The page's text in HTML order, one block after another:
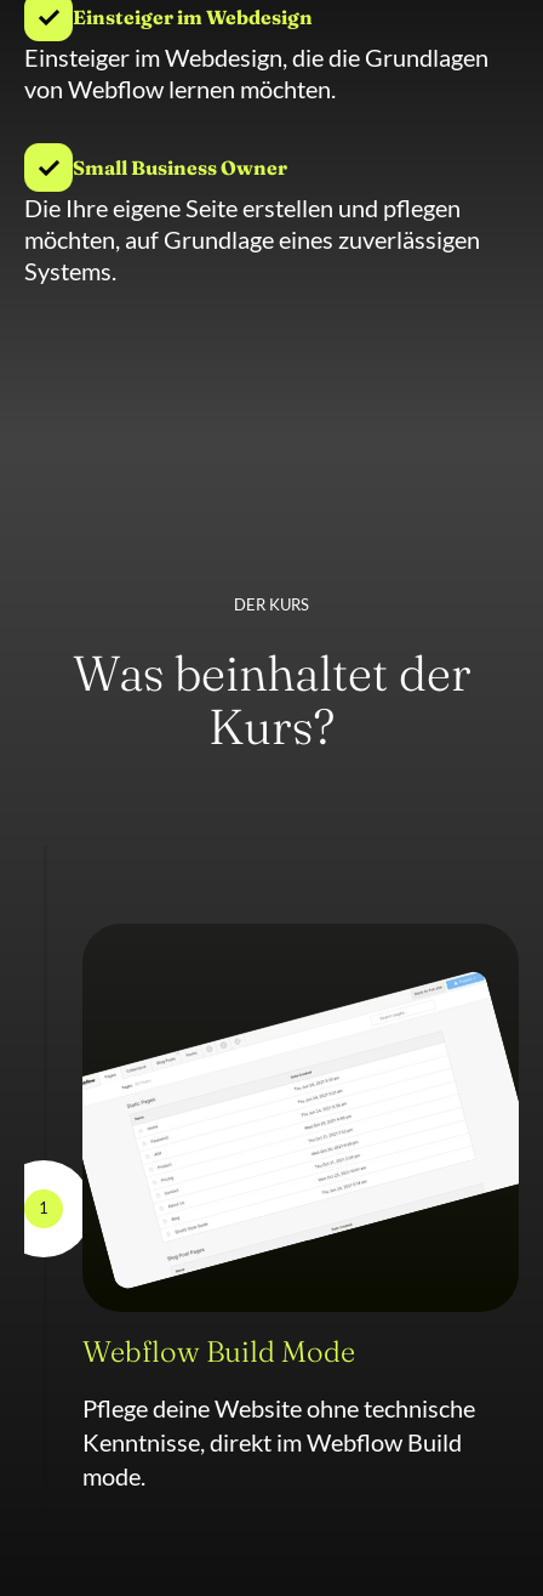
Einsteiger im Webdesign
Einsteiger im Webdesign, die die Grundlagen
von Webflow lernen möchten.
Small Business Owner
Die Ihre eigene Seite erstellen und pflegen
möchten, auf Grundlage eines zuverlässigen
Systems.
DER KURS
Was beinhaltet der
Kurs?
1
Webflow Build Mode
Pflege deine Website ohne technische
Kenntnisse, direkt im Webflow Build
mode.